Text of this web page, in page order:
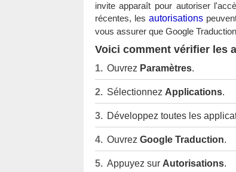
invite apparaît pour autoriser
récentes, les autorisations
vous assurer que Google
Voici comment vérifier les
Ouvrez Paramètres.
Sélectionnez Applications.
Développez toutes les
Ouvrez Google Traduction.
Appuyez sur Autorisations.